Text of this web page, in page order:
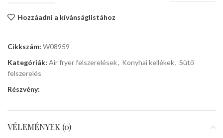
Hozzáadni a kívánságlistához
Cikkszám: W08959
Kategóriák: Air fryer felszerelések, Konyhai kellékek, Sütő
felszerelés
Részvény:
VÉLEMÉNYEK (0)